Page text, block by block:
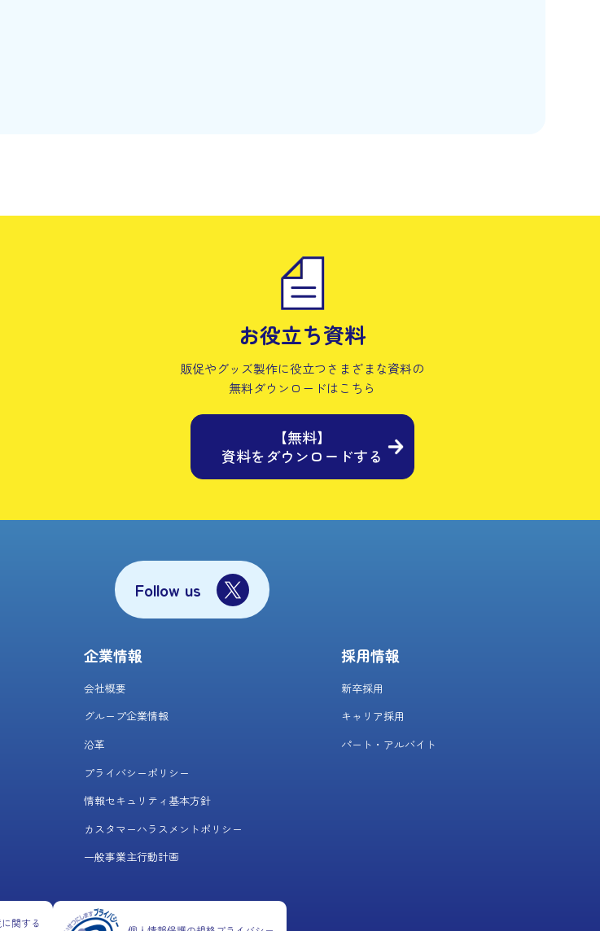
お役立ち資料
販促やグッズ製作に役立つさまざまな資料の
無料ダウンロードはこちら
【無料】
資料をダウンロードする
Follow us
企業情報
会社概要
グループ企業情報
沿革
プライバシーポリシー
情報セキュリティ基本方針
カスタマーハラスメントポリシー
一般事業主行動計画
採用情報
新卒採用
キャリア採用
パート・アルバイト